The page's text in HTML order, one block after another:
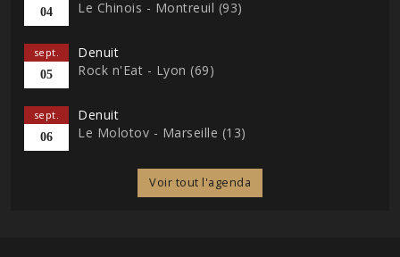
04
Le Chinois - Montreuil (93)
sept.
05
Denuit
Rock n'Eat - Lyon (69)
sept.
06
Denuit
Le Molotov - Marseille (13)
Voir tout l'agenda